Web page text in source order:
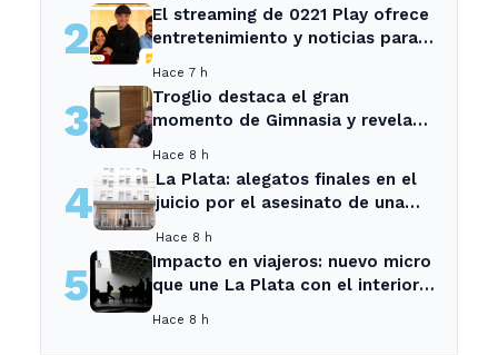
2
El streaming de 0221 Play ofrece
entretenimiento y noticias para
Hace 7 h
3
Troglio destaca el gran
momento de Gimnasia y revela
Hace 8 h
4
La Plata: alegatos finales en el
juicio por el asesinato de una
Hace 8 h
5
Impacto en viajeros: nuevo micro
que une La Plata con el interior
Hace 8 h